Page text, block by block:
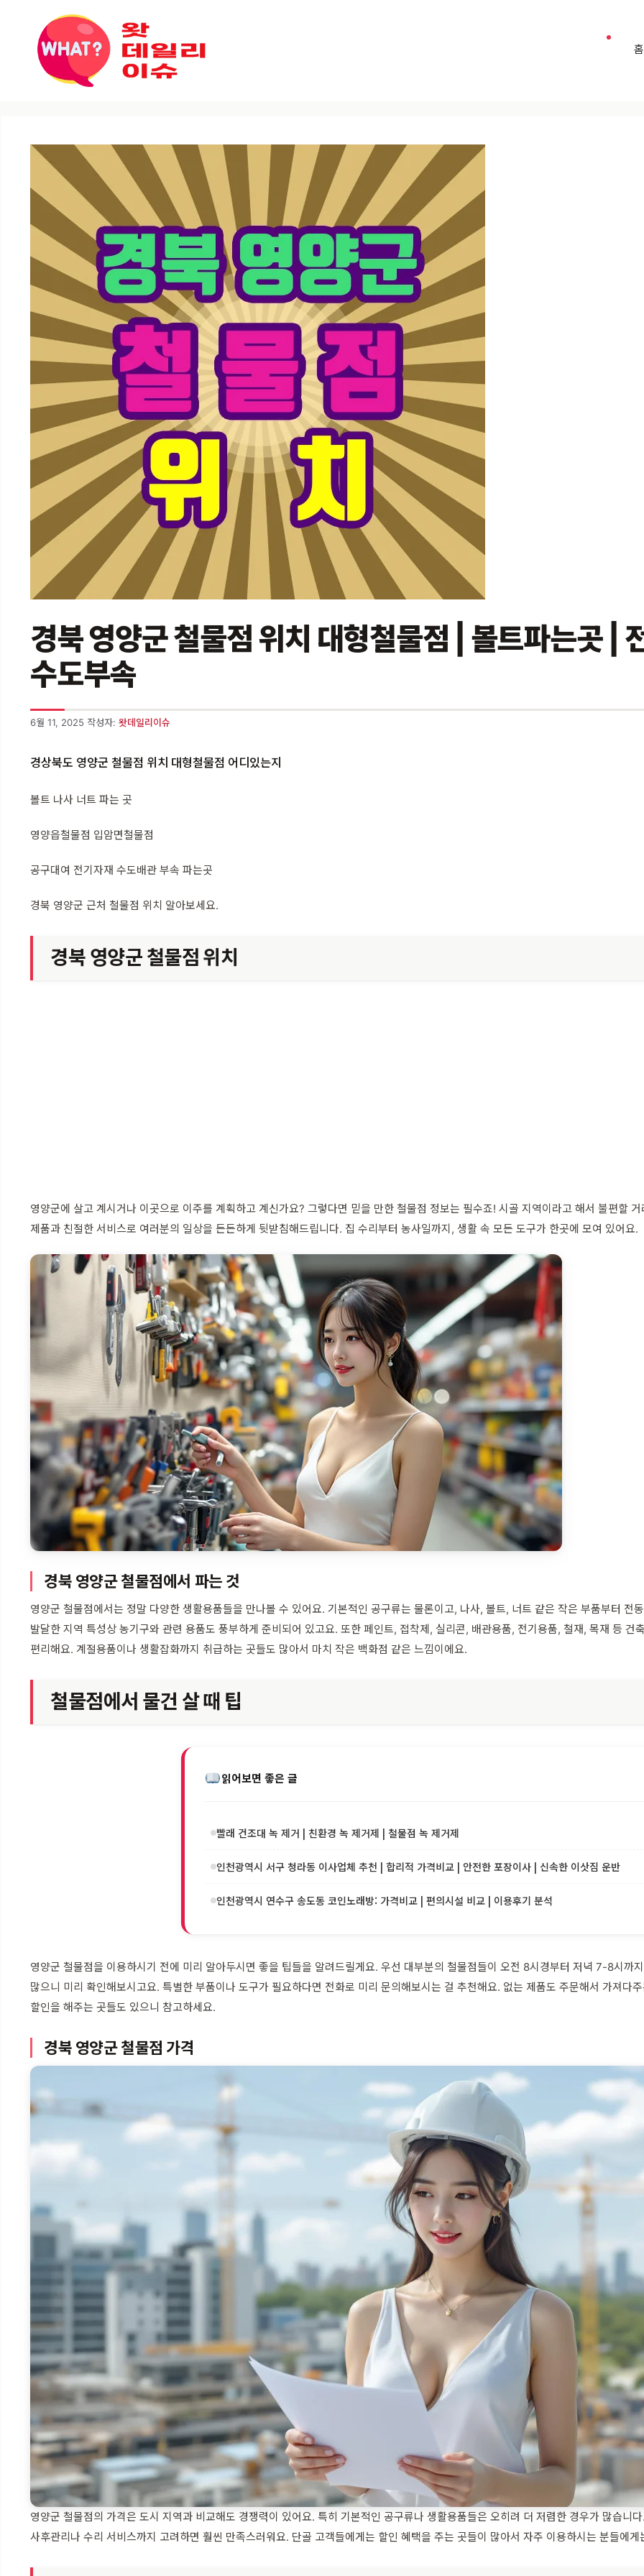
홈
경북 영양군 철물점 위치 대형철물점 | 볼트파는곳 |
수도부속
6월 11, 2025 작성자: 왓데일리이슈
경상북도 영양군 철물점 위치 대형철물점 어디있는지
볼트 나사 너트 파는 곳
영양읍철물점 입암면철물점
공구대여 전기자재 수도배관 부속 파는곳
경북 영양군 근처 철물점 위치 알아보세요.
경북 영양군 철물점 위치
영양군에 살고 계시거나 이곳으로 이주를 계획하고 계신가요? 그렇다면 믿을 만한 철물점 정보는 필수죠! 시골 지역이라고 해서 불편할
제품과 친절한 서비스로 여러분의 일상을 든든하게 뒷받침해드립니다. 집 수리부터 농사일까지, 생활 속 모든 도구가 한곳에 모여 있어요.
경북 영양군 철물점에서 파는 것
영양군 철물점에서는 정말 다양한 생활용품들을 만나볼 수 있어요. 기본적인 공구류는 물론이고, 나사, 볼트, 너트 같은 작은 부품부터 전
발달한 지역 특성상 농기구와 관련 용품도 풍부하게 준비되어 있고요. 또한 페인트, 접착제, 실리콘, 배관용품, 전기용품, 철재, 목재 등
편리해요. 계절용품이나 생활잡화까지 취급하는 곳들도 많아서 마치 작은 백화점 같은 느낌이에요.
철물점에서 물건 살 때 팁
읽어보면 좋은 글
빨래 건조대 녹 제거 | 친환경 녹 제거제 | 철물점 녹 제거제
인천광역시 서구 청라동 이사업체 추천 | 합리적 가격비교 | 안전한 포장이사 | 신속한 이삿짐 운반
인천광역시 연수구 송도동 코인노래방: 가격비교 | 편의시설 비교 | 이용후기 분석
영양군 철물점을 이용하시기 전에 미리 알아두시면 좋을 팁들을 알려드릴게요. 우선 대부분의 철물점들이 오전 8시경부터 저녁 7-8시까
많으니 미리 확인해보시고요. 특별한 부품이나 도구가 필요하다면 전화로 미리 문의해보시는 걸 추천해요. 없는 제품도 주문해서 가져다
할인을 해주는 곳들도 있으니 참고하세요.
경북 영양군 철물점 가격
영양군 철물점의 가격은 도시 지역과 비교해도 경쟁력이 있어요. 특히 기본적인 공구류나 생활용품들은 오히려 더 저렴한 경우가 많습니
사후관리나 수리 서비스까지 고려하면 훨씬 만족스러워요. 단골 고객들에게는 할인 혜택을 주는 곳들이 많아서 자주 이용하시는 분들에게